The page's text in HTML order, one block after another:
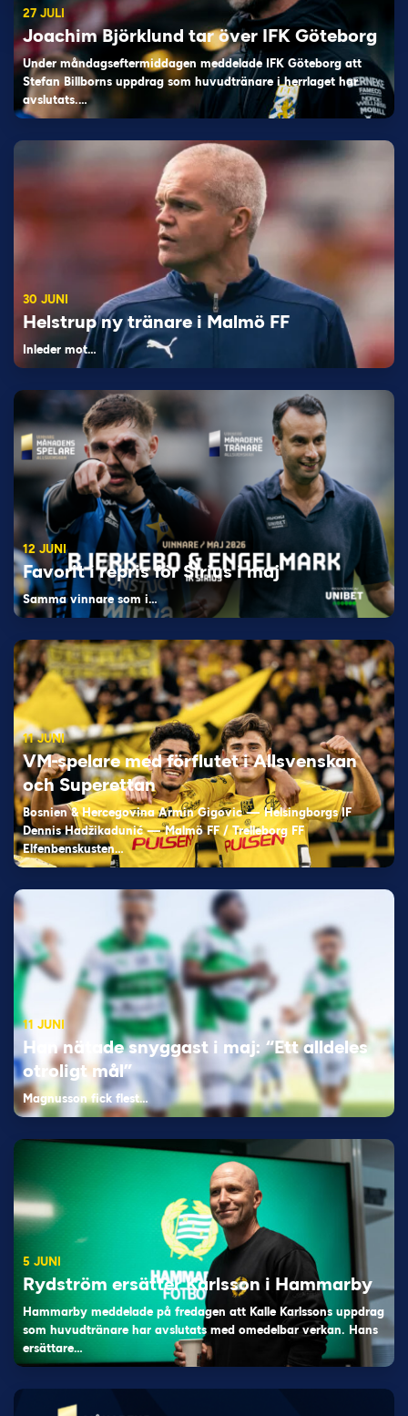
27 JULI
Joachim Björklund tar över IFK Göteborg
Under måndagseftermiddagen meddelade IFK Göteborg att
Stefan Billborns uppdrag som huvudtränare i herrlaget har
avslutats.…
30 JUNI
Helstrup ny tränare i Malmö FF
Inleder mot…
12 JUNI
Favorit i repris för Sirius i maj
Samma vinnare som i…
11 JUNI
VM-spelare med förflutet i Allsvenskan
och Superettan
Bosnien & Hercegovina Armin Gigovic — Helsingborgs IF
Dennis Hadžikadunić — Malmö FF / Trelleborg FF
Elfenbenskusten…
11 JUNI
Han nätade snyggast i maj: “Ett alldeles
otroligt mål”
Magnusson fick flest…
5 JUNI
Rydström ersätter Karlsson i Hammarby
Hammarby meddelade på fredagen att Kalle Karlssons uppdrag
som huvudtränare har avslutats med omedelbar verkan. Hans
ersättare…